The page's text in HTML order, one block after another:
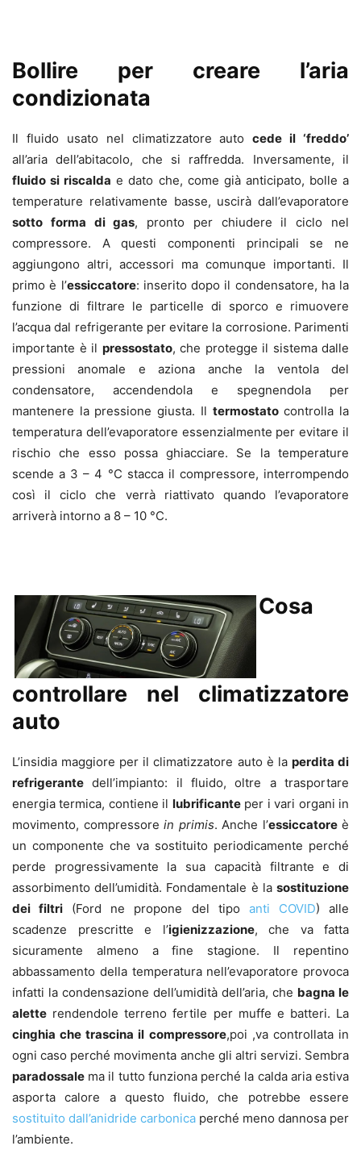
Bollire per creare l’aria
condizionata
Il fluido usato nel climatizzatore autocede il ‘freddo’
all’aria dell’abitacolo, che si raffredda. Inversamente, il
fluido si riscalda e dato che, come già anticipato, bolle a
temperature relativamente basse, uscirà dall’evaporatore
sotto forma di gas, pronto per chiudere il ciclo nel
compressore. A questi componenti principali se ne
aggiungono altri, accessori ma comunque importanti. Il
primo è l’essiccatore: inserito dopo il condensatore, ha la
funzione di filtrare le particelle di sporco e rimuovere
l’acqua dal refrigerante per evitare la corrosione. Parimenti
importante è il pressostato, che protegge il sistema dalle
pressioni anomale e aziona anche la ventola del
condensatore, accendendola e spegnendola per
mantenere la pressione giusta. Il termostatocontrolla la
temperatura dell’evaporatore essenzialmente per evitare il
rischio che esso possa ghiacciare. Se la temperature
scende a 3 – 4 °C stacca il compressore, interrompendo
così il ciclo che verrà riattivato quando l’evaporatore
arriverà intorno a 8 – 10 °C.
Cosa
controllare nel climatizzatore
auto
L’insidia maggiore per il climatizzatore auto è la perdita di
refrigerante dell’impianto: il fluido, oltre a trasportare
energia termica, contiene il lubrificanteper i vari organi in
movimento, compressore in primis. Anche l’essiccatoreè
un componente che va sostituito periodicamente perché
perde progressivamente la sua capacità filtrante e di
assorbimento dell’umidità. Fondamentale è la sostituzione
dei filtri (Ford ne propone del tipo anti COVID) alle
scadenze prescritte e l’igienizzazione, che va fatta
sicuramente almeno a fine stagione. Il repentino
abbassamento della temperatura nell’evaporatore provoca
infatti la condensazione dell’umidità dell’aria, che bagna le
alette rendendole terreno fertile per muffe e batteri. La
cinghia che trascina il compressore,poi ,va controllata in
ogni caso perché movimenta anche gli altri servizi. Sembra
paradossale ma il tutto funziona perché la calda aria estiva
asporta calore a questo fluido, che potrebbe essere
sostituito dall’anidride carbonica perché meno dannosa per
l’ambiente.